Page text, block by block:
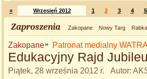
« Wrzesień 2012 1 2 3 4 5
Zaproszenia Zakopane Nowy Targ
Zakopane Patronat medialny WATRA
Edukacyjny Rajd
Piątek, 28 września 2012 r. Autor: